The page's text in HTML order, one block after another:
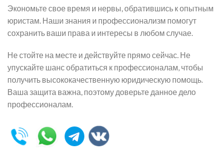
Экономьте свое время и нервы, обратившись к опытным
юристам. Наши знания и профессионализм помогут
сохранить ваши права и интересы в любом случае.
Не стойте на месте и действуйте прямо сейчас. Не
упускайте шанс обратиться к профессионалам, чтобы
получить высококачественную юридическую помощь.
Ваша защита важна, поэтому доверьте данное дело
профессионалам.